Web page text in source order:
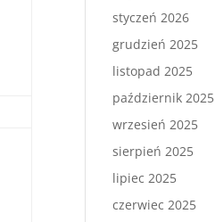
styczeń 2026
grudzień 2025
listopad 2025
październik 2025
wrzesień 2025
sierpień 2025
lipiec 2025
czerwiec 2025